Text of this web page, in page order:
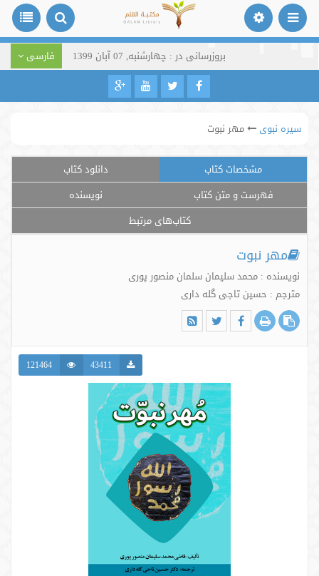
بروزرسانی در : چهارشنبه, 07 آبان 1399 فارسی
سیره نبوی مهر نبوت
مشخصات کتاب
دانلود کتاب
فهرست و متن کتاب
نویسنده
کتاب‌های مرتبط
مهر نبوت
نویسنده : محمد سليمان سلمان منصور پورى
مترجم : حسین تاجی گله داری
43411
121464